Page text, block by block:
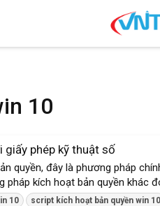
10
giấy phép kỹ thuật số
quyền, đây là phương pháp
kích hoạt bản quyền khác
10 script kích hoạt bản quyền win 10